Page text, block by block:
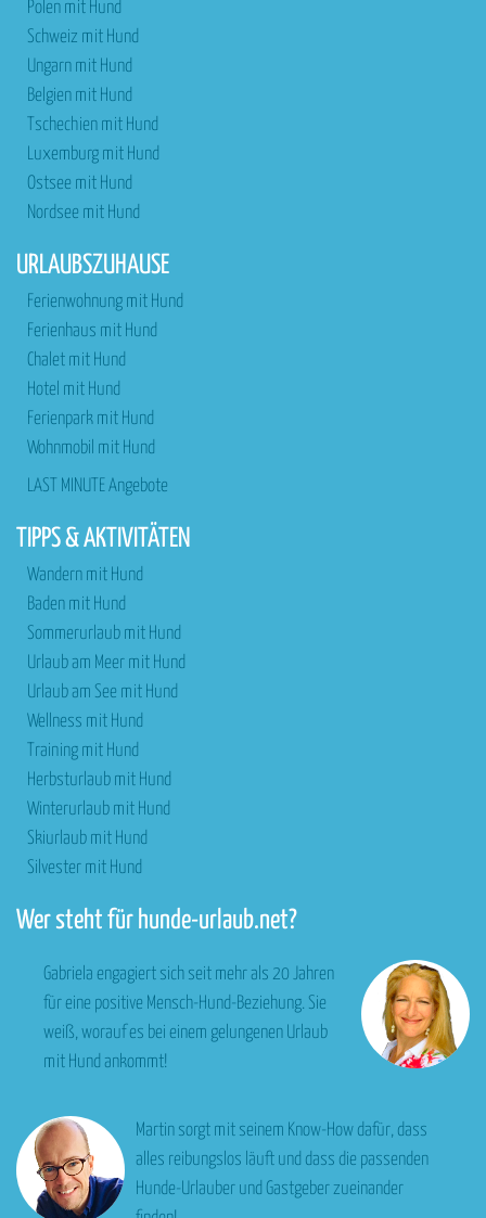
Polen mit Hund
Schweiz mit Hund
Ungarn mit Hund
Belgien mit Hund
Tschechien mit Hund
Luxemburg mit Hund
Ostsee mit Hund
Nordsee mit Hund
URLAUBSZUHAUSE
Ferienwohnung mit Hund
Ferienhaus mit Hund
Chalet mit Hund
Hotel mit Hund
Ferienpark mit Hund
Wohnmobil mit Hund
LAST MINUTE Angebote
TIPPS & AKTIVITÄTEN
Wandern mit Hund
Baden mit Hund
Sommerurlaub mit Hund
Urlaub am Meer mit Hund
Urlaub am See mit Hund
Wellness mit Hund
Training mit Hund
Herbsturlaub mit Hund
Winterurlaub mit Hund
Skiurlaub mit Hund
Silvester mit Hund
Wer steht für hunde-urlaub.net?
Gabriela engagiert sich seit mehr als 20 Jahren
für eine positive Mensch-Hund-Beziehung. Sie
weiß, worauf es bei einem gelungenen Urlaub
mit Hund ankommt!
Martin sorgt mit seinem Know-How dafür, dass
alles reibungslos läuft und dass die passenden
Hunde-Urlauber und Gastgeber zueinander